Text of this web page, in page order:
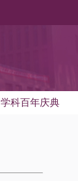
学科百年庆典